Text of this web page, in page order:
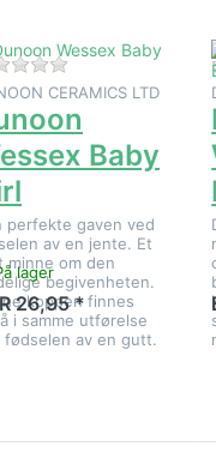
Det er ingen
CERAMICS LTD
Baby
perfekte gaven ved
av en jente. Et
minne om den
begivenheten.
koppen finnes
i samme utførelse
fødselen av en gutt.
lager
26,95 *